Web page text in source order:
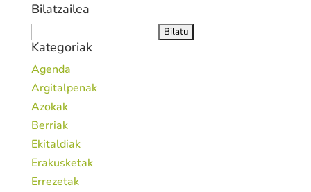
Bilatzailea
Kategoriak
Agenda
Argitalpenak
Azokak
Berriak
Ekitaldiak
Erakusketak
Errezetak